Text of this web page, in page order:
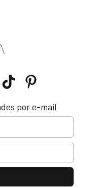
por e-mail